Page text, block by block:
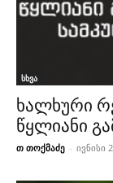
სხვა
ხალხური
წყლიანი
თ თოქმაძე - ივნისი